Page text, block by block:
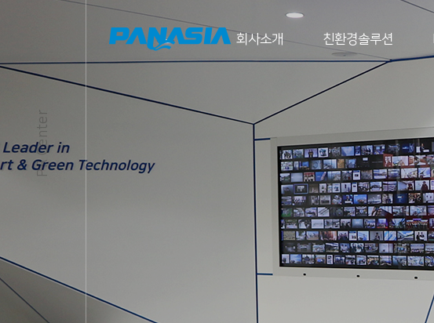
본문 바로가기
회사소개
친환경솔루션
파나시아 소개
CEO 인사말
사업장
연혁
수상 및 인증
PR Center